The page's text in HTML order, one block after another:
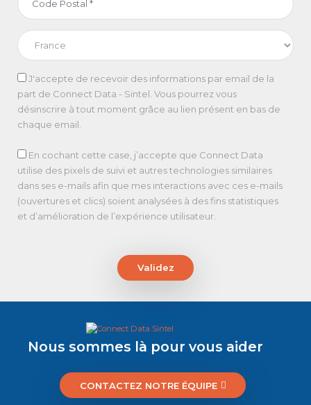
J'accepte de recevoir des informations par email de la
part de Connect Data - Sintel. Vous pourrez vous
désinscrire à tout moment grâce au lien présent en bas de
chaque email.
En cochant cette case, j’accepte que Connect Data
utilise des pixels de suivi et autres technologies similaires
dans ses e-mails afin que mes interactions avec ces e-mails
(ouvertures et clics) soient analysées à des fins statistiques
et d’amélioration de l’expérience utilisateur.
Validez
Nous sommes là pour vous aider
CONTACTEZ NOTRE ÉQUIPE